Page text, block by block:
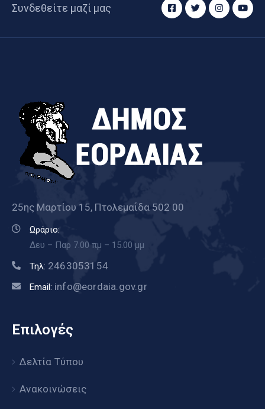
Συνδεθείτε μαζί μας
25ης Μαρτίου 15, Πτολεμαΐδα 502 00
Ωράριο:
Δευ – Παρ 7.00 πμ – 15.00 μμ
Τηλ: 2463053154
Email: info@eordaia.gov.gr
Επιλογές
Δελτία Τύπου
Ανακοινώσεις